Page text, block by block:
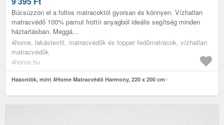
Búcsúzzon el a foltos matracoktól gyorsan és könnyen. Vízhatlan
matracvédő 100% pamut frottír anyagból ideális segítség minden
háztartásban. Meggá...
4home, lakástextil, matracvédők és topper fedőmatracok, vízhatlan
matracvédők
4home.hu
Hasonlók, mint 4Home Matracvédő Harmony, 220 x 200 cm